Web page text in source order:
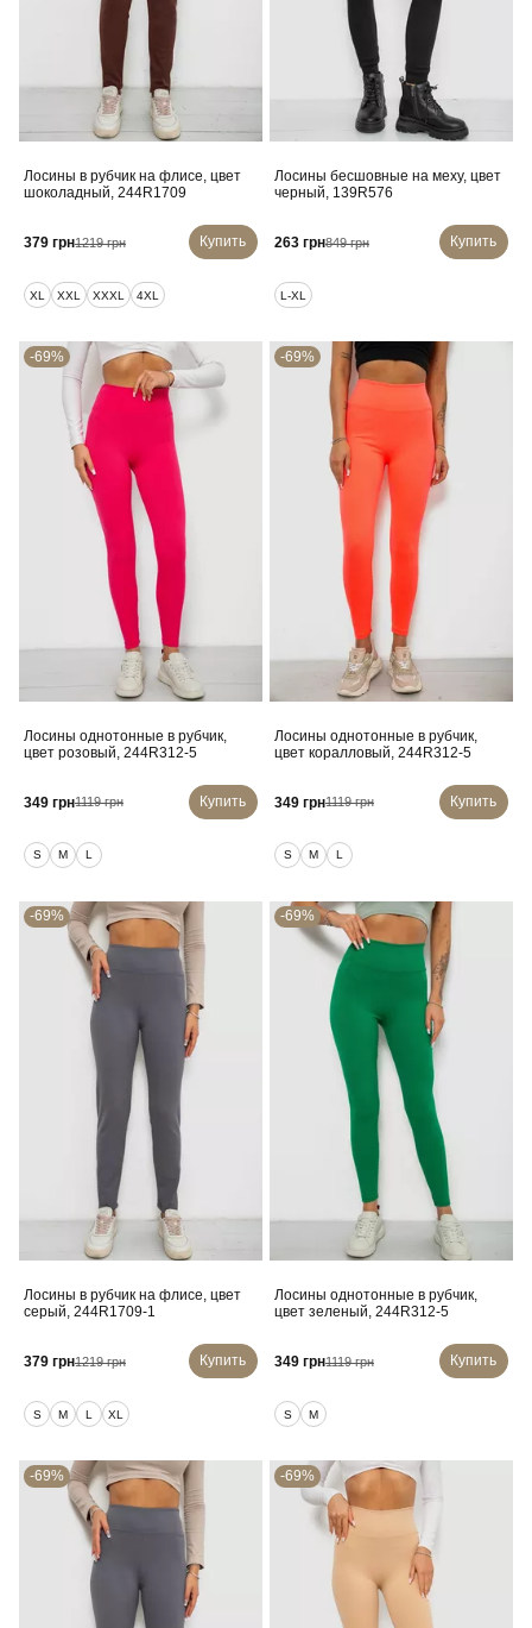
Лосины в рубчик на флисе, цвет
шоколадный, 244R1709
379 грн1219 грн Купить
XL XXL XXXL 4XL
Лосины бесшовные на меху, цвет
черный, 139R576
263 грн849 грн Купить
L-XL
-69%
Лосины однотонные в рубчик,
цвет розовый, 244R312-5
349 грн1119 грн Купить
S M L
-69%
Лосины однотонные в рубчик,
цвет коралловый, 244R312-5
349 грн1119 грн Купить
S M L
-69%
Лосины в рубчик на флисе, цвет
серый, 244R1709-1
379 грн1219 грн Купить
S M L XL
-69%
Лосины однотонные в рубчик,
цвет зеленый, 244R312-5
349 грн1119 грн Купить
S M
-69% -69%